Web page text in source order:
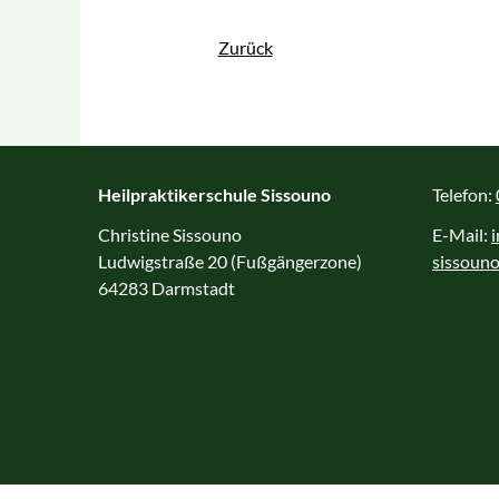
und II
Therapeutisches
Wirbelsäulentherapie
nach Popp®
Zurück
Heilpraktikerschule Sissouno
Christine Sissouno
Ludwigstraße 20 (Fußgängerzone)
64283 Darmstadt
Telefon:
E-Mail: